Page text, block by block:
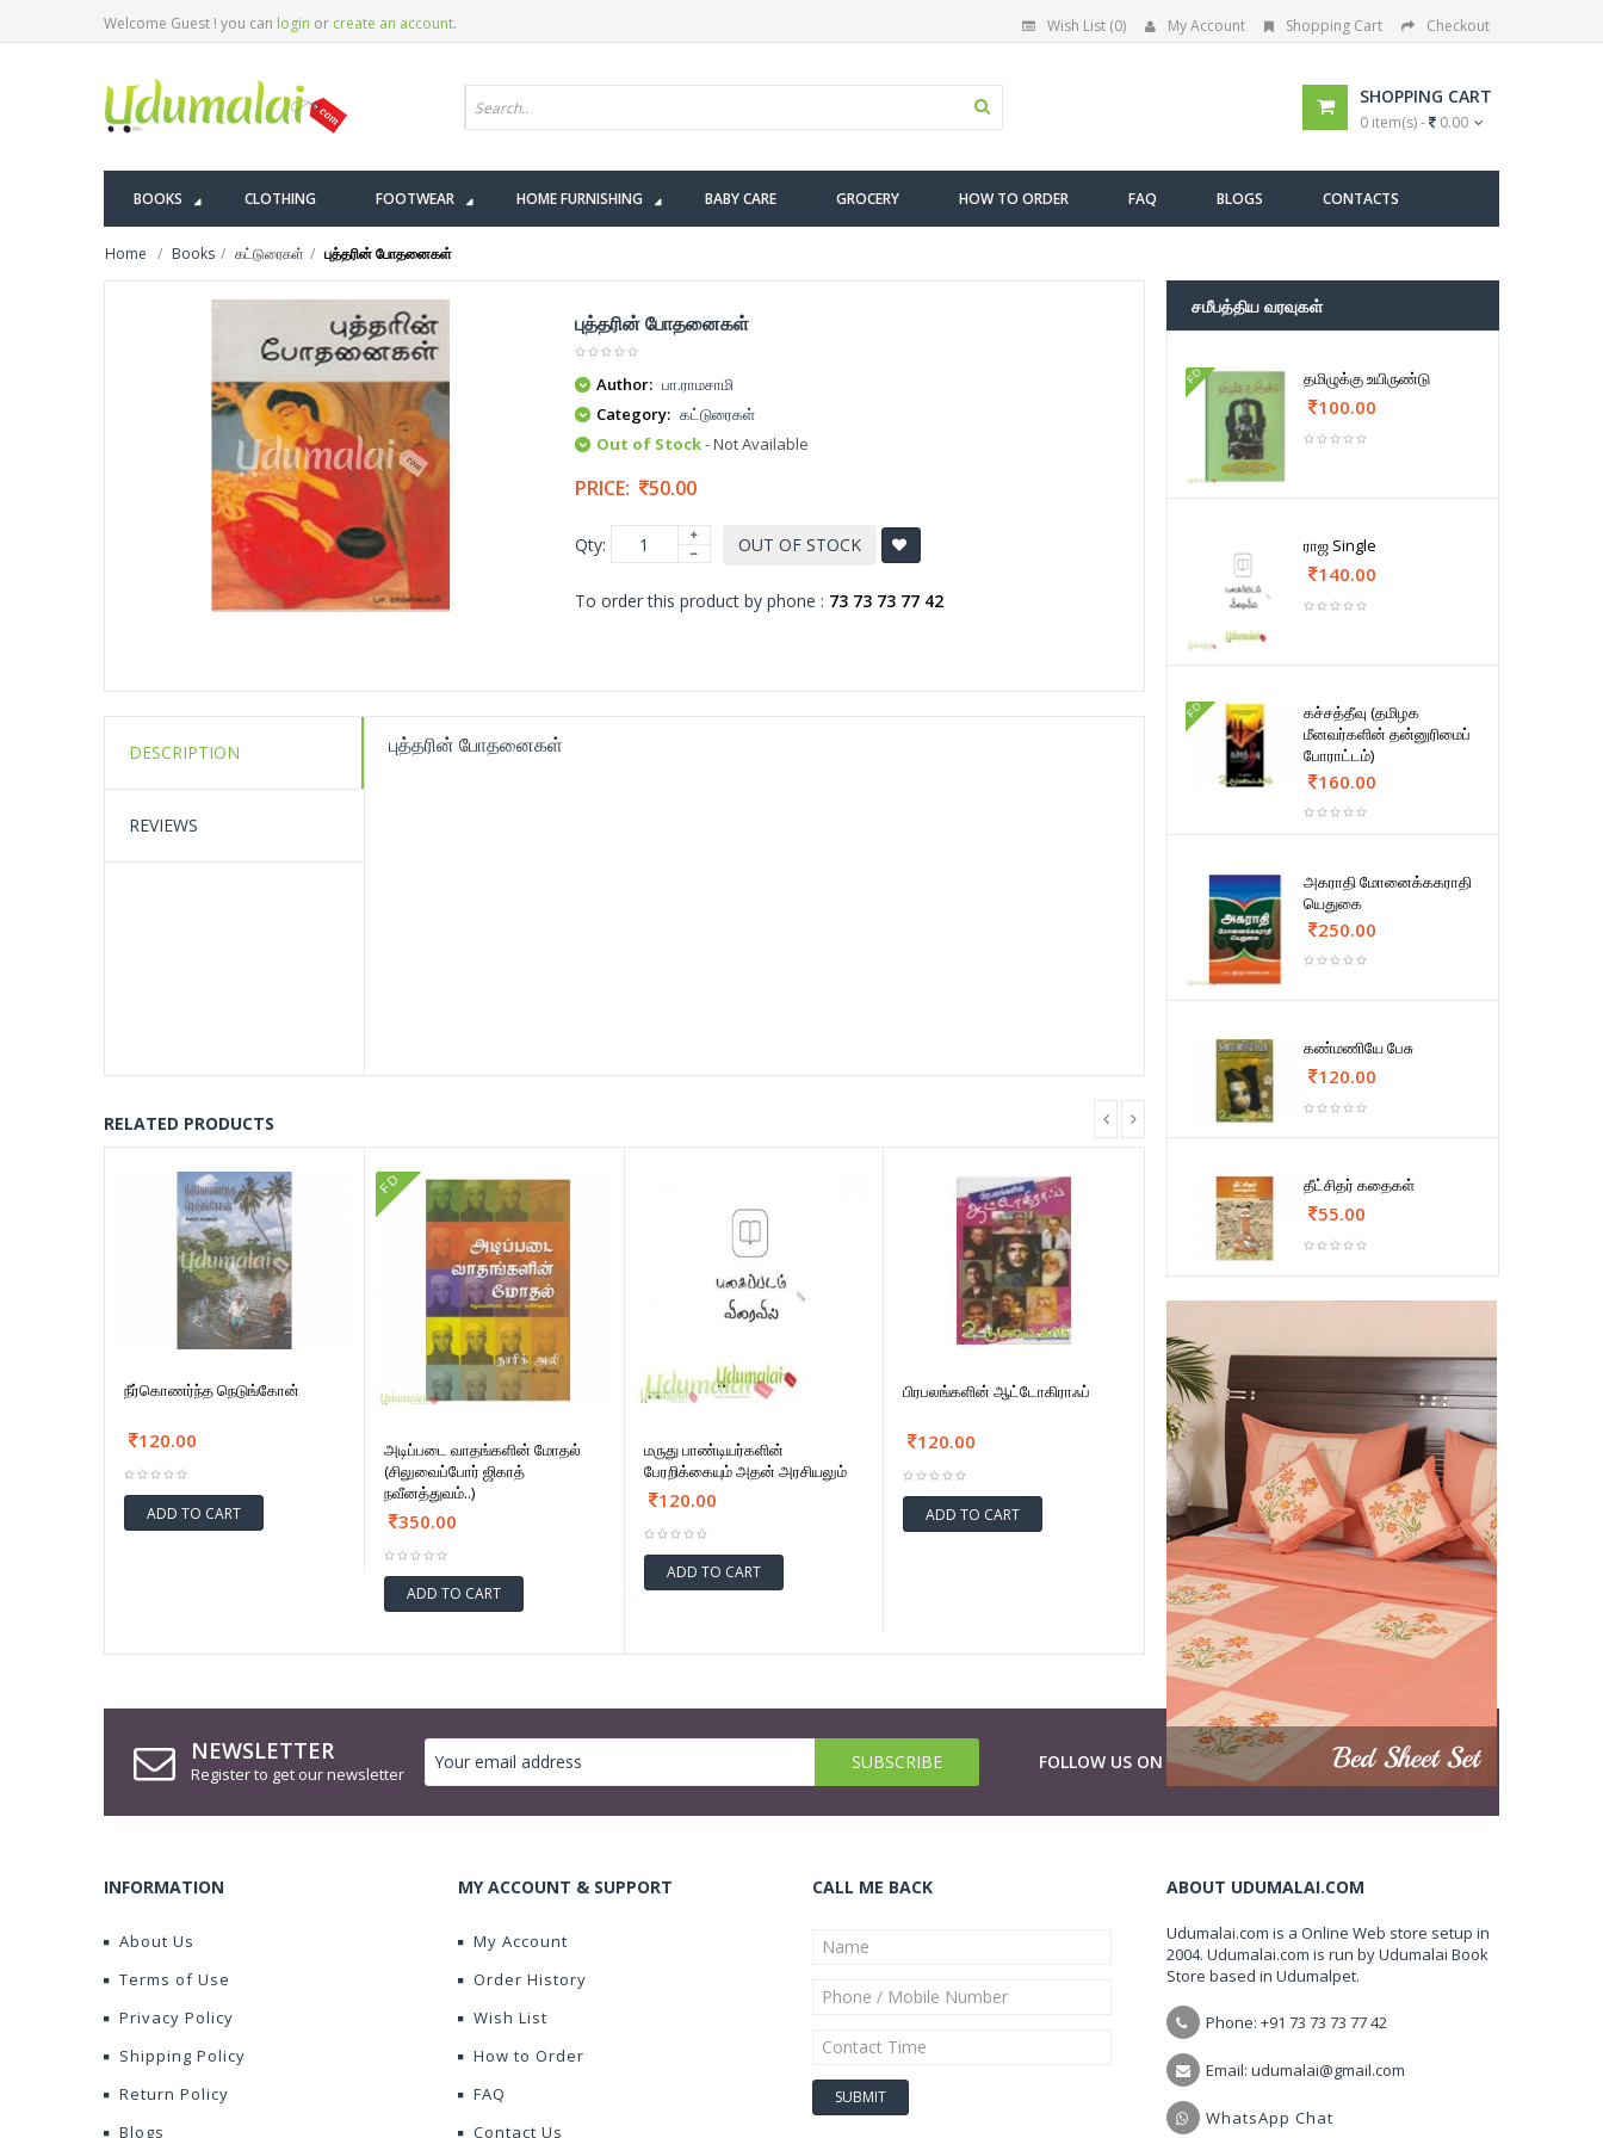
Welcome Guest ! you can login or create an account. Wish List (0) My Account Shopping Cart Checkout
SHOPPING CART
0 item(s) - 0.00
BOOKS CLOTHING FOOTWEAR HOME FURNISHING BABY CARE GROCERY HOW TO ORDER FAQ BLOGS CONTACTS
Home Books கட்டுரைகள் புத்தரின் போதனைகள்
புத்தரின் போதனைகள்
Author: பா.ராமசாமி
Category: கட்டுரைகள்
Out of Stock- Not Available
PRICE: 50.00
Qty: OUT OF STOCK
To order this product by phone : 73 73 73 77 42
DESCRIPTION
REVIEWS
புத்தரின் போதனைகள்
RELATED PRODUCTS
நீர்கொணர்ந்த நெடுங்கோன்
120.00
ADD TO CART
FD
அடிப்படை வாதங்களின் மோதல்
(சிலுவைப்போர் ஜிகாத்
நவீனத்துவம்..)
350.00
ADD TO CART
மருது பாண்டியர்களின்
பேரறிக்கையும் அதன் அரசியலும்
120.00
ADD TO CART
பிரபலங்களின் ஆட்டோகிராஃப்
120.00
ADD TO CART
சமீபத்திய வரவுகள்
FD தமிழுக்கு உயிருண்டு
100.00
ராஜ Single
140.00
FD
கச்சத்தீவு (தமிழக
மீனவர்களின் தன்னுரிமைப்
போராட்டம்)
160.00
அகராதி மோனைக்ககராதி
யெதுகை
250.00
கண்மணியே பேசு
120.00
தீட்சிதர் கதைகள்
55.00
NEWSLETTER
Register to get our newsletter
FOLLOW US ON
INFORMATION
About Us
Terms of Use
Privacy Policy
Shipping Policy
Return Policy
Blogs
MY ACCOUNT & SUPPORT
My Account
Order History
Wish List
How to Order
FAQ
Contact Us
CALL ME BACK ABOUT UDUMALAI.COM
Udumalai.com is a Online Web store setup in
2004. Udumalai.com is run by Udumalai Book
Store based in Udumalpet.
Phone: +91 73 73 73 77 42
Email: udumalai@gmail.com
WhatsApp Chat